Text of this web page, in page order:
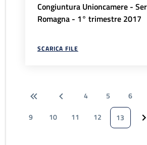
Congiuntura Unioncamere -
Romagna - 1° trimestre 2017
SCARICA FILE
4 5 6
9
10 11 12 13